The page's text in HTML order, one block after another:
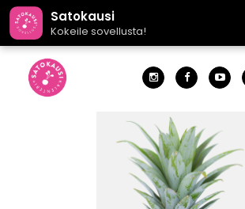
Satokausi
Kokeile sovellusta!